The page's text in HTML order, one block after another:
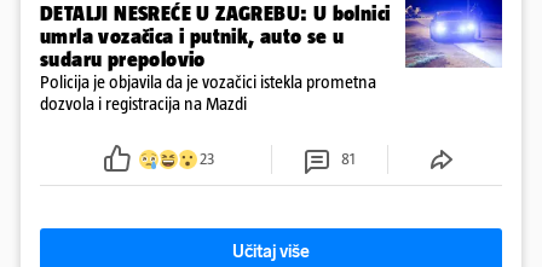
DETALJI NESREĆE U ZAGREBU: U bolnici
umrla vozačica i putnik, auto se u
sudaru prepolovio
Policija je objavila da je vozačici istekla prometna
dozvola i registracija na Mazdi
23 81
Učitaj više